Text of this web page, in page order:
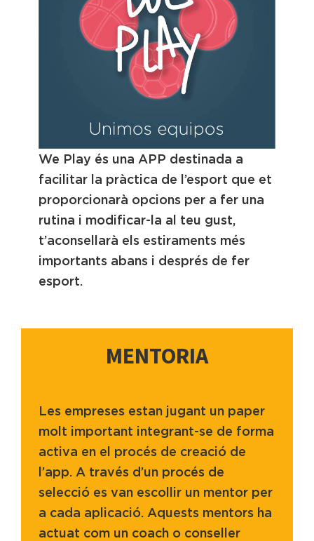
We Play és una APP destinada a
facilitar la pràctica de l’esport que et
proporcionarà opcions per a fer una
rutina i modificar-la al teu gust,
t’aconsellarà els estiraments més
importants abans i després de fer
esport.
MENTORIA
Les empreses estan jugant un paper
molt important integrant-se de forma
activa en el procés de creació de
l’app. A través d’un procés de
selecció es van escollir un mentor per
a cada aplicació. Aquests mentors ha
actuat com un coach o conseller